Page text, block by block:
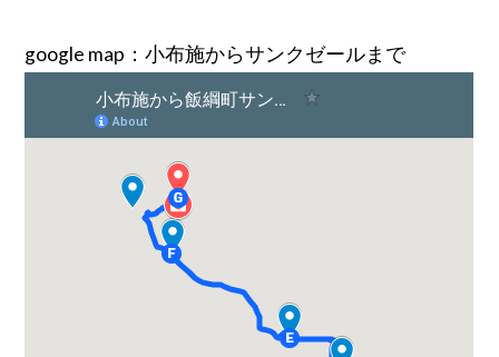
google map：小布施からサンクゼールまで